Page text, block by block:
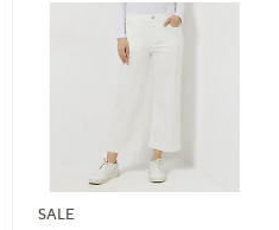
SALE